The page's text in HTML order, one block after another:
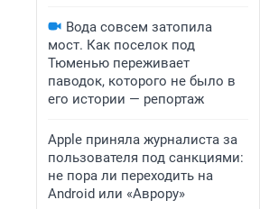
Вода совсем затопила
мост. Как поселок под
Тюменью переживает
паводок, которого не было в
его истории — репортаж
Apple приняла журналиста за
пользователя под санкциями:
не пора ли переходить на
Android или «Аврору»